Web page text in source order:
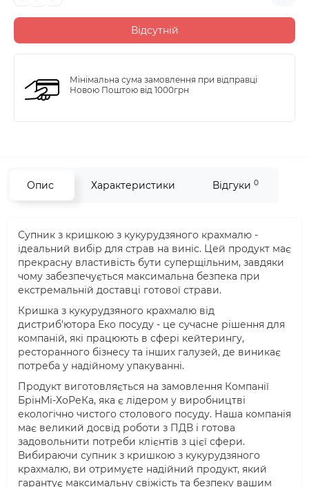
Відсутній
Мінімальна сума замовлення при відправці
Новою Поштою від 1000грн
Опис Характеристики Відгуки 0
Супник з кришкою з кукурудзяного крахмалю -
ідеальний вибір для страв на виніс. Цей продукт має
прекрасну властивість бути суперщільним, завдяки
чому забезпечується максимальна безпека при
екстремальній доставці готової страви.
Кришка з кукурудзяного крахмалю від
дистриб'ютора Еко посуду - це сучасне рішення для
компаній, які працюють в сфері кейтерингу,
ресторанного бізнесу та інших галузей, де виникає
потреба у надійному упакуванні.
Продукт виготовляється на замовлення Компанії
БрінМі-ХоРеКа, яка є лідером у виробництві
екологічно чистого столового посуду. Наша компанія
має великий досвід роботи з ПДВ і готова
задовольнити потреби клієнтів з цієї сфери.
Вибираючи супник з кришкою з кукурудзяного
крахмалю, ви отримуєте надійний продукт, який
гарантує максимальну свіжість та безпеку вашим